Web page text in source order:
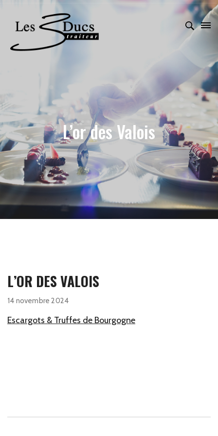
L’or des Valois
L’OR DES VALOIS
14 novembre 2024
Escargots & Truffes de Bourgogne